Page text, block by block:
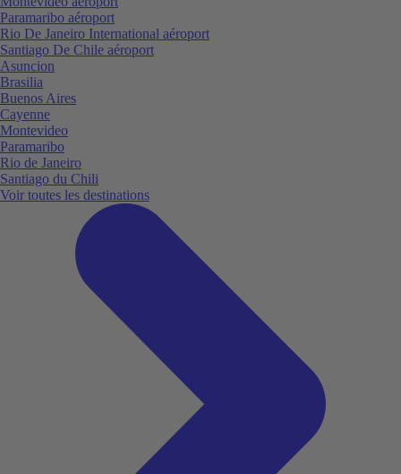
Paramaribo aéroport
Rio De Janeiro International aéroport
Santiago De Chile aéroport
Asuncion
Brasilia
Buenos Aires
Cayenne
Montevideo
Paramaribo
Rio de Janeiro
Santiago du Chili
Voir toutes les destinations